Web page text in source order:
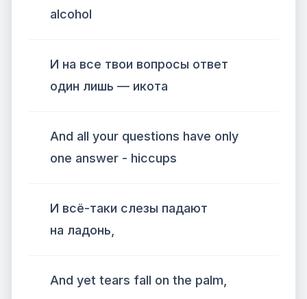
alcohol
И на все твои вопросы ответ
один лишь — икота
And all your questions have only
one answer - hiccups
И всё-таки слезы падают
на ладонь,
And yet tears fall on the palm,